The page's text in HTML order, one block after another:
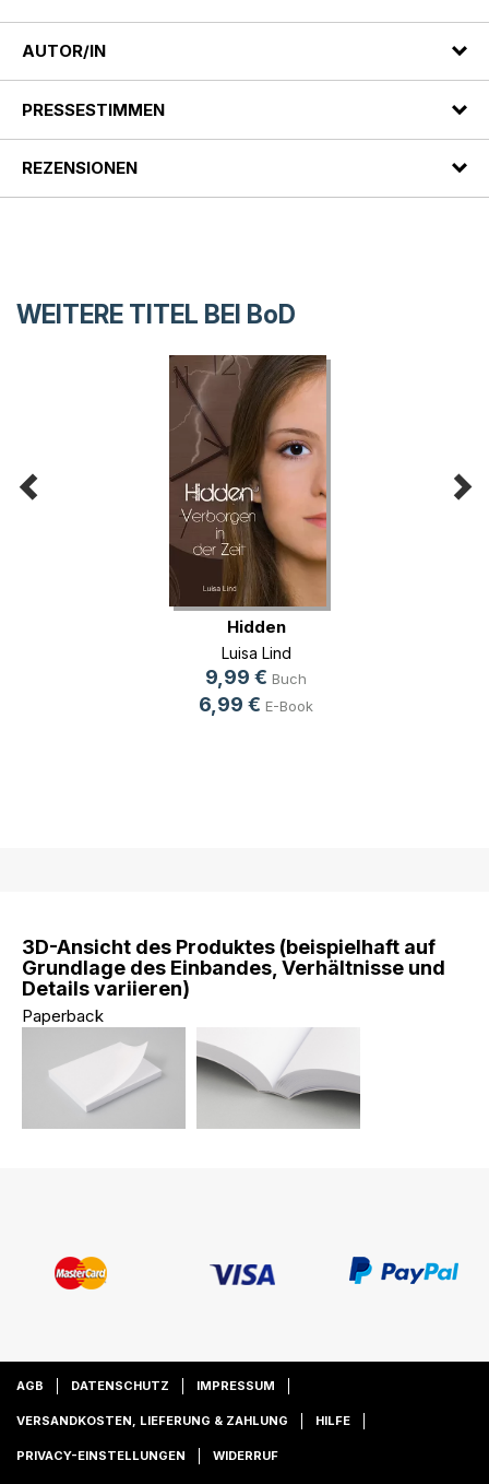
AUTOR/IN
PRESSESTIMMEN
REZENSIONEN
WEITERE TITEL BEI BoD
Hidden
Luisa Lind
9,99 € Buch
6,99 € E-Book
3D-Ansicht des Produktes (beispielhaft auf
Grundlage des Einbandes, Verhältnisse und
Details variieren)
Paperback
AGB DATENSCHUTZ IMPRESSUM
VERSANDKOSTEN, LIEFERUNG & ZAHLUNG HILFE
PRIVACY-EINSTELLUNGEN WIDERRUF